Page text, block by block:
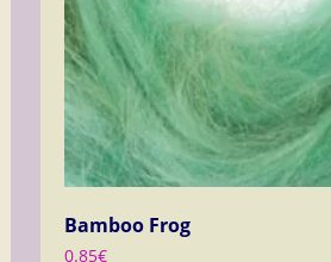
Bamboo Frog
0.85€